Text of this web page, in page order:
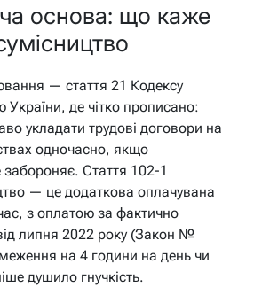
основа: що каже
— стаття 21 Кодексу
України, де чітко прописано:
укладати трудові договори на
одночасно, якщо
Стаття 102-1
— це додаткова оплачувана
з оплатою за фактично
липня 2022 року (Закон №
на 4 години на день чи
душило гнучкість.